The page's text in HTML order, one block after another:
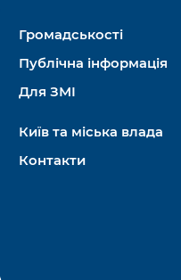
Громадськості
Публічна інформація
Для ЗМІ
Київ та міська влада
Контакти